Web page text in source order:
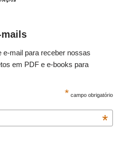
mails
e-mail para receber nossas
em PDF e e-books para
* campo obrigatório
*